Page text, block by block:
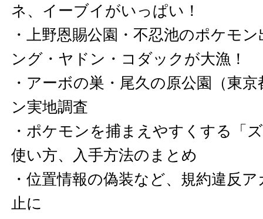
ネ、イーブイがいっぱい！
・ 上野恩賜公園・不忍池のポケモ
ング・ヤドン・コダックが大漁！
・ アーボの巣・尾久の原公園（東
ン実地調査
・ ポケモンを捕まえやすくする「
使い方、入手方法のまとめ
・ 位置情報の偽装など、規約違反
止に